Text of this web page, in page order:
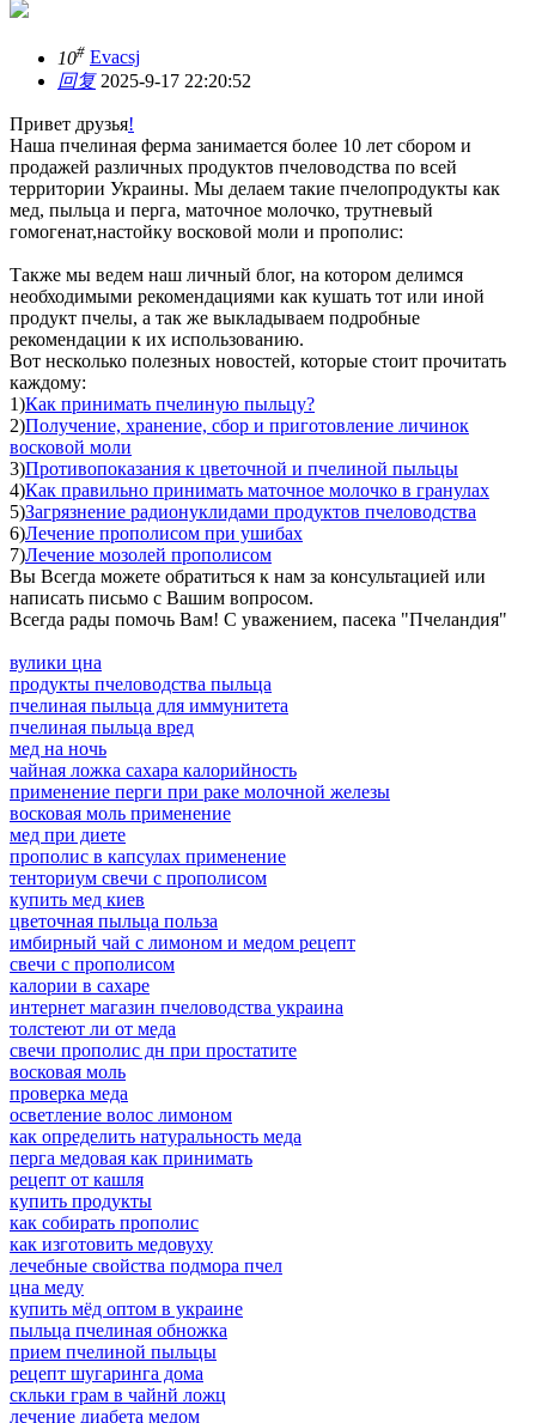
10# Evacsj
回复2025-9-17 22:20:52
Привет друзья!
Наша пчелиная ферма занимается более 10 лет сбором и
продажей различных продуктов пчеловодства по всей
территории Украины. Мы делаем такие пчелопродукты как
мед, пыльца и перга, маточное молочко, трутневый
гомогенат,настойку восковой моли и прополис:
Также мы ведем наш личный блог, на котором делимся
необходимыми рекомендациями как кушать тот или иной
продукт пчелы, а так же выкладываем подробные
рекомендации к их использованию.
Вот несколько полезных новостей, которые стоит прочитать
каждому:
1)Как принимать пчелиную пыльцу?
2)Получение, хранение, сбор и приготовление личинок
восковой моли
3)Противопоказания к цветочной и пчелиной пыльцы
4)Как правильно принимать маточное молочко в гранулах
5)Загрязнение радионуклидами продуктов пчеловодства
6)Лечение прополисом при ушибах
7)Лечение мозолей прополисом
Вы Всегда можете обратиться к нам за консультацией или
написать письмо с Вашим вопросом.
Всегда рады помочь Вам! С уважением, пасека "Пчеландия"
вулики цна
продукты пчеловодства пыльца
пчелиная пыльца для иммунитета
пчелиная пыльца вред
мед на ночь
чайная ложка сахара калорийность
применение перги при раке молочной железы
восковая моль применение
мед при диете
прополис в капсулах применение
тенториум свечи с прополисом
купить мед киев
цветочная пыльца польза
имбирный чай с лимоном и медом рецепт
свечи с прополисом
калории в сахаре
интернет магазин пчеловодства украина
толстеют ли от меда
свечи прополис дн при простатите
восковая моль
проверка меда
осветление волос лимоном
как определить натуральность меда
перга медовая как принимать
рецепт от кашля
купить продукты
как собирать прополис
как изготовить медовуху
лечебные свойства подмора пчел
цна меду
купить мёд оптом в украине
пыльца пчелиная обножка
прием пчелиной пыльцы
рецепт шугаринга дома
скльки грам в чайнй ложц
лечение диабета медом